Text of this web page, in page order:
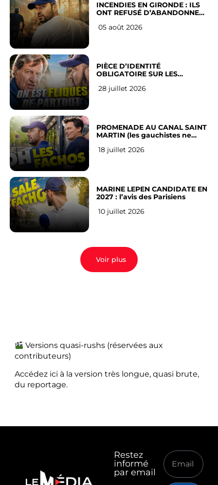
INCENDIES EN GIRONDE : ILS
ONT REFUSÉ D’ABANDONNER
05 août 2026
PIÈCE D’IDENTITÉ
OBLIGATOIRE SUR LES
Français
28 juillet 2026
PROMENADE AU CANAL SAINT
MARTIN (les gauchistes ne
18 juillet 2026
MARINE LEPEN CANDIDATE EN
2027 : l’avis des Parisiens
10 juillet 2026
Voir plus
Versions quasi-rushs (réservées aux
contributeurs)
Accédez ici à la version très longue, quasi brute,
du reportage.
Restez
informé
par email